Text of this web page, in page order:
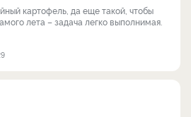
картофель, да еще такой, чтобы
лета – задача легко выполнимая.